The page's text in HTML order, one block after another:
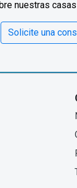
nuestras
Solicite una